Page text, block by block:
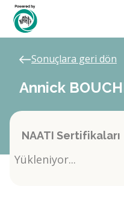
Sonuçlara geri dön
Annick
NAATI Sertifikaları
Yükleniyor...